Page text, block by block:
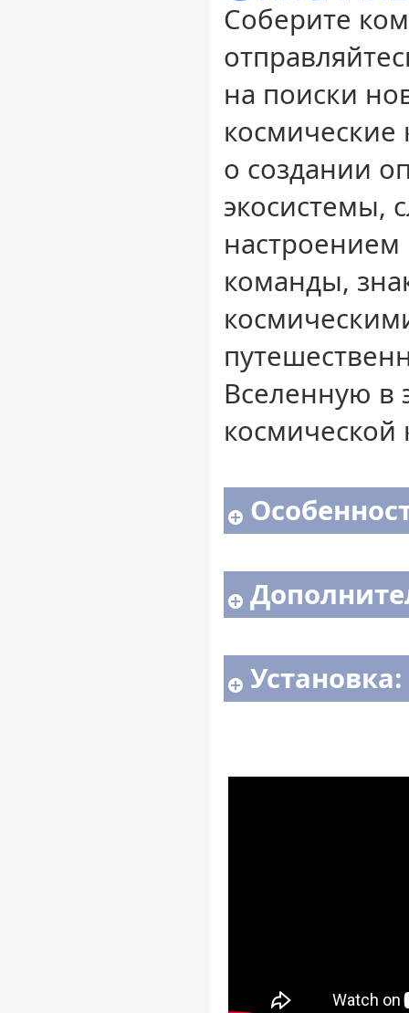
Соберите
на поиски
космические
о создании
экосистемы,
команды,
Вселенную в
космической
Установка: